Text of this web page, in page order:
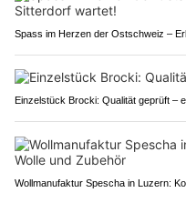
Spass im Herzen der Ostschweiz –
Einzelstück Brocki: Qualität geprüft –
Wollmanufaktur Spescha in Luzern: